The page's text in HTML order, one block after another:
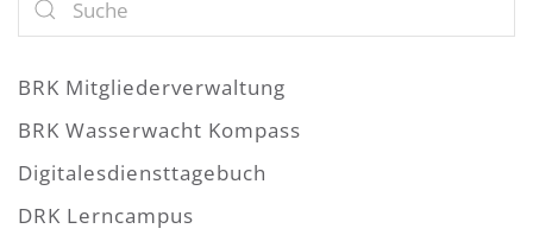
BRK Mitgliederverwaltung
BRK Wasserwacht Kompass
Digitalesdiensttagebuch
DRK Lerncampus